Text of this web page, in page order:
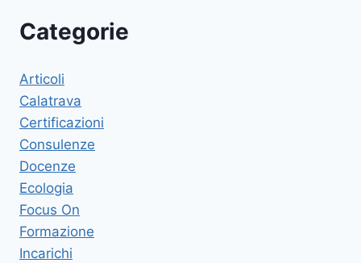
Categorie
Articoli
Calatrava
Certificazioni
Consulenze
Docenze
Ecologia
Focus On
Formazione
Incarichi